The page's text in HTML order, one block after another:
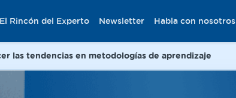
El Rincón del Experto Newsletter Habla con nosotros
las tendencias en metodologías de aprendizaje